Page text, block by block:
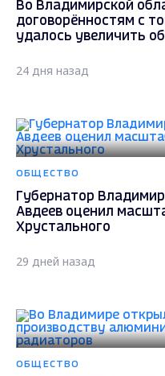
Во Владимирской
договорённостям с
удалось увеличить
24 дня назад
ОБЩЕСТВО
Губернатор
Авдеев оценил
Хрустального
29 дней назад
ОБЩЕСТВО